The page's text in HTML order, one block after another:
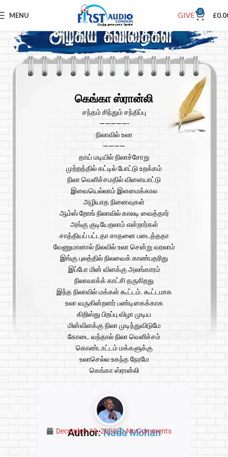
MENU GIVE 0 £
கெங்கா ஸ்ரான்லி
சந்தம் சிந்தும் சந்திப்பு
—————-
நிலாவில் உலா
————
தாய் மடியில் நிலாச்சோறு
முற்றத்தில் கட்டில் போட்டு உறக்கம்
நிலா வெளிச்சமதில் விளையாட்டு
இவையெல்லாம் இளமைக்கால
அழியாத நினைவுகள்
ஆம்ஸ் றோங் நிலாவில் காலடி வைத்தார்
அங்கு குடியேறலாம் என்றார்கள்
சாத்தியப் பட்டதா சாதனை படைத்ததா
வேணுமானால் நிலவில் உலா சென்று வரலாம்
இங்கு புலத்தில் நிலவைக் காண்பதரிது
இப்போ மின் விளக்கு அலங்காரம்
நிலாவாக்க் காட்சி தருகிறது
இந்த நிலாவில் மக்கள் கூட்டம். கூட்டமாக
உலா வருகின்றனர் பண்டிகைக்காக
கிறிஸ்து பிறப்பு விழா முடிய
மின்விளக்கு நிலா முடிந்துவிடுமே
கோடை வந்தால் நிலா வெளிச்சம்
கொண்டாட்டம் மக்களுக்கு
உலாசெல்ல உகந்த நேரமே
கெங்கா ஸ்ரான்லி
Author:Nada Mohan
December 19, 2023 No Comments